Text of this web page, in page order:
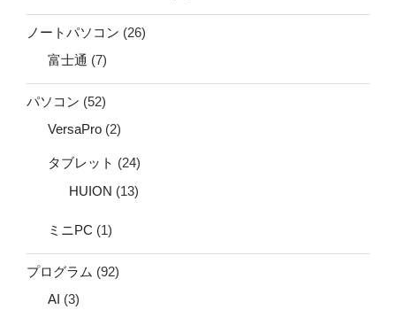
ノートパソコン (26)
富士通 (7)
パソコン (52)
VersaPro (2)
タブレット (24)
HUION (13)
ミニPC (1)
プログラム (92)
AI (3)